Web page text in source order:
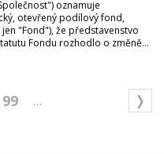
oznamuje
otevřený podílový fond,
"Fond"), že představenstvo
Fondu rozhodlo o změně...
99 ...